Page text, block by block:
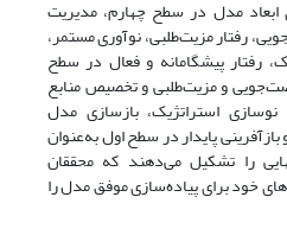
ابعاد مدل در سطح چهارم، مدیریت
رفتار مزیت‌طلبی، نوآوری مستمر،
رفتار پیشگامانه و فعال در سطح
و مزیت‌طلبی و تخصیص منابع
استراتژیک، بازسازی مدل
پایدار در سطح اول به‌عنوان
را تشکیل می‌دهند که محققان
خود برای پیاده‌سازی موفق مدل را